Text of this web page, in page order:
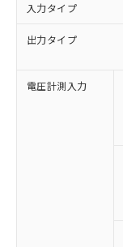
入力タイプ
出力タイプ
電圧計測入力